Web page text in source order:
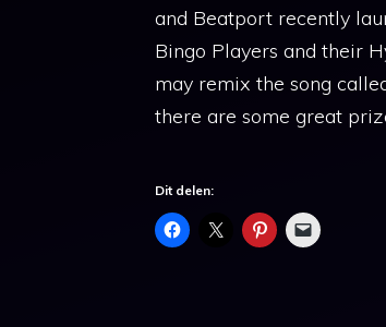
and Beatport recently
Bingo Players and their
may remix the song
there are some great
Dit delen: